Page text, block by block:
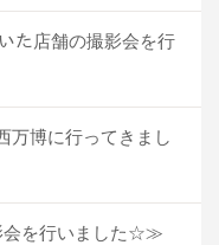
た店舗の撮影会を行
万博に行ってきまし
会を行いました☆≫